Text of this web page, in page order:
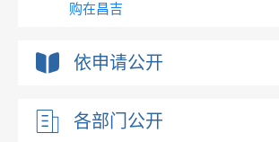
购在昌吉
对外办事结果公示
依申请公开
各部门公开